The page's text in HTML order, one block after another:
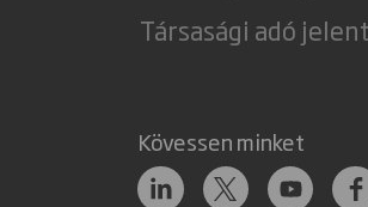
Társasági adó
Kövessen minket